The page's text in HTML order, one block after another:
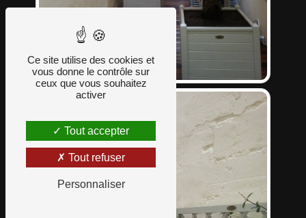
Ce site utilise des cookies et
vous donne le contrôle sur
ceux que vous souhaitez
activer
Tout accepter
Tout refuser
Personnaliser